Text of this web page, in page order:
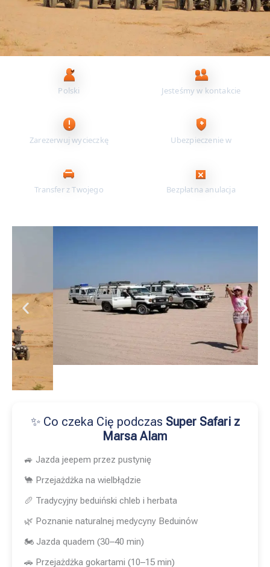
Polski
Jesteśmy w kontakcie
Zarezerwuj wycieczkę
Ubezpieczenie w
Transfer z Twojego
Bezpłatna anulacja
✨ Co czeka Cię podczas Super Safari z
Marsa Alam
🚙 Jazda jeepem przez pustynię
🐪 Przejażdżka na wielbłądzie
🥖 Tradycyjny beduiński chleb i herbata
🌿 Poznanie naturalnej medycyny Beduinów
🏍️ Jazda quadem (30–40 min)
🚗 Przejażdżka gokartami (10–15 min)